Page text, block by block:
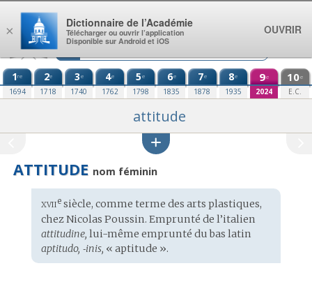
Aller au contenu
1re
1694
2e
1718
3e
1740
4e
1762
5e
1798
6e
1835
7e
1878
8e
1935
9e
2024
10e
E.C.
attitude
ATTITUDE nom féminin
Étymologie
:
xviiesiècle, comme terme des arts plastiques,
chez Nicolas Poussin. Emprunté de l’italien
attitudine, lui-même emprunté dubas latin
aptitudo, ‑inis, « aptitude ».
×
Dictionnaire de l’Académie
Télécharger ou ouvrir l’application
Disponible sur Android et iOS
OUVRIR